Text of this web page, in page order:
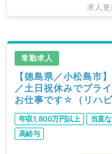
求人
常勤求人
【徳島県／小松島
／土日祝休みでプラ
お仕事です☆（リハビ
年収1,800万円以上 当直
高給与